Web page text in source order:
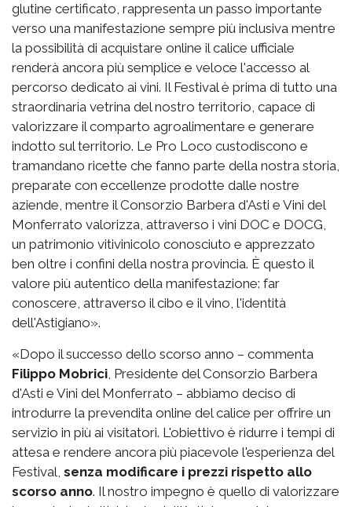
glutine certificato, rappresenta un passo importante
verso una manifestazione sempre più inclusiva mentre
la possibilità di acquistare online il calice ufficiale
renderà ancora più semplice e veloce l'accesso al
percorso dedicato ai vini. Il Festival è prima di tutto una
straordinaria vetrina del nostro territorio, capace di
valorizzare il comparto agroalimentare e generare
indotto sul territorio. Le Pro Loco custodiscono e
tramandano ricette che fanno parte della nostra storia,
preparate con eccellenze prodotte dalle nostre
aziende, mentre il Consorzio Barbera d'Asti e Vini del
Monferrato valorizza, attraverso i vini DOC e DOCG,
un patrimonio vitivinicolo conosciuto e apprezzato
ben oltre i confini della nostra provincia. È questo il
valore più autentico della manifestazione: far
conoscere, attraverso il cibo e il vino, l'identità
dell'Astigiano».
«Dopo il successo dello scorso anno – commenta
Filippo Mobrici, Presidente del Consorzio Barbera
d'Asti e Vini del Monferrato – abbiamo deciso di
introdurre la prevendita online del calice per offrire un
servizio in più ai visitatori. L'obiettivo è ridurre i tempi di
attesa e rendere ancora più piacevole l'esperienza del
Festival, senza modificare i prezzi rispetto allo
scorso anno. Il nostro impegno è quello di valorizzare